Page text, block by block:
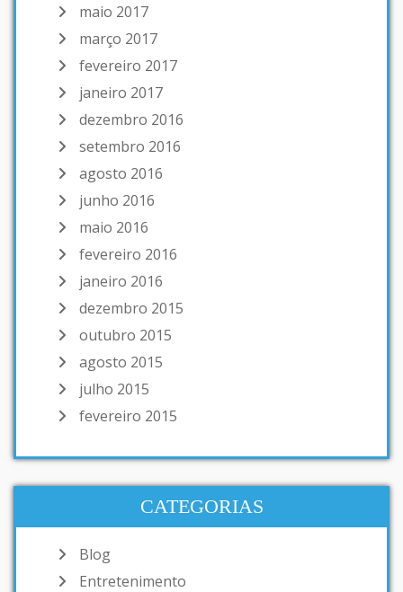
maio 2017
março 2017
fevereiro 2017
janeiro 2017
dezembro 2016
setembro 2016
agosto 2016
junho 2016
maio 2016
fevereiro 2016
janeiro 2016
dezembro 2015
outubro 2015
agosto 2015
julho 2015
fevereiro 2015
CATEGORIAS
Blog
Entretenimento